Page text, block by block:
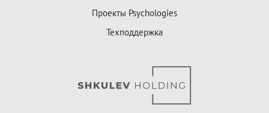
Проекты Psychologies
Техподдержка